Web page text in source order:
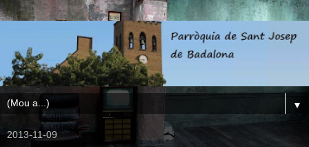
▼
2013-11-09